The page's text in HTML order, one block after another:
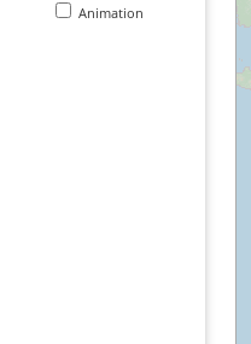
Animation